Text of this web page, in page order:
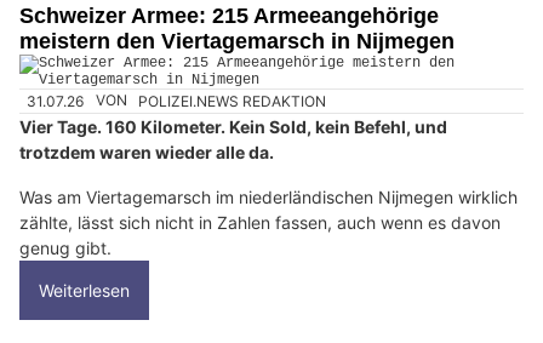
Schweizer Armee: 215 Armeeangehörige
meistern den Viertagemarsch in Nijmegen
31.07.26 VON POLIZEI.NEWS REDAKTION
Vier Tage. 160 Kilometer. Kein Sold, kein Befehl, und
trotzdem waren wieder alle da.
Was am Viertagemarsch im niederländischen Nijmegen wirklich
zählte, lässt sich nicht in Zahlen fassen, auch wenn es davon
genug gibt.
Weiterlesen